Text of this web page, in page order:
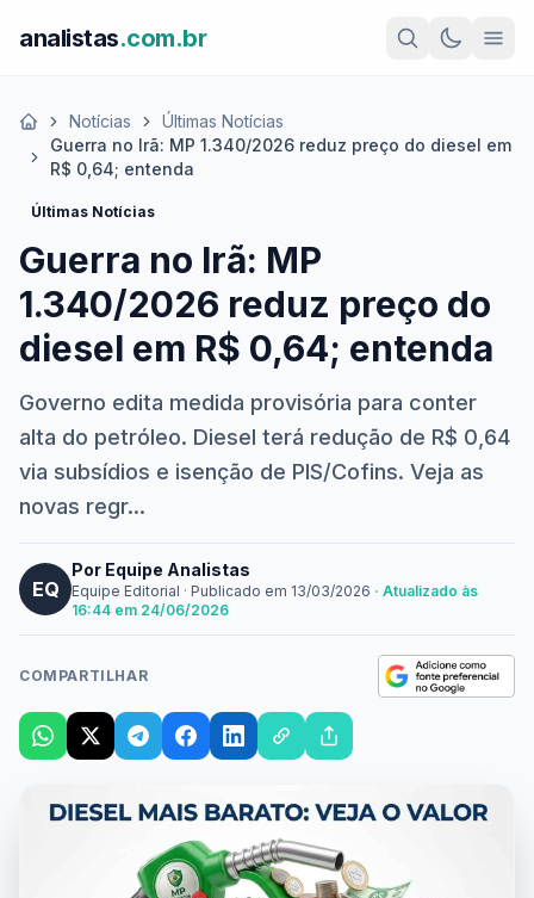
analistas.com.br
Início Notícias
Últimas Notícias
Guerra no Irã: MP 1.340/2026 reduz preço do diesel em
R$ 0,64; entenda
Últimas Notícias
Guerra no Irã: MP
1.340/2026 reduz preço do
diesel em R$ 0,64; entenda
Governo edita medida provisória para conter
alta do petróleo. Diesel terá redução de R$ 0,64
via subsídios e isenção de PIS/Cofins. Veja as
novas regr...
EQ
Por Equipe Analistas
Equipe Editorial · Publicado em 13/03/2026 · Atualizado às
16:44 em 24/06/2026
COMPARTILHAR